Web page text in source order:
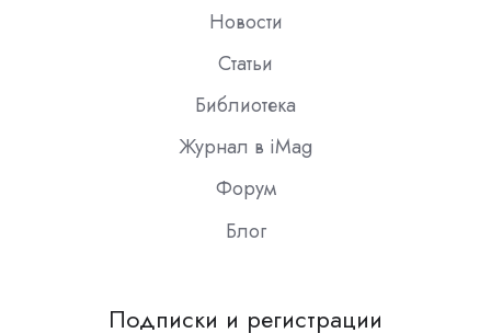
Новости
Статьи
Библиотека
Журнал в iMag
Форум
Блог
Подписки и регистрации